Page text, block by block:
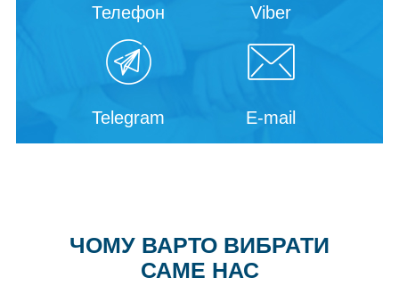
Телефон Viber
Telegram E-mail
ЧОМУ ВАРТО ВИБРАТИ
САМЕ НАС